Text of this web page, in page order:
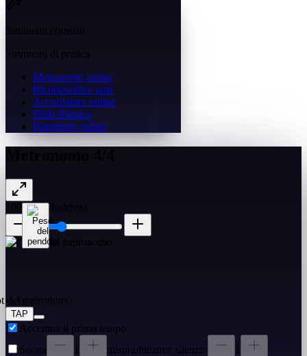
Strumenti correlati
Strumenti di pratica
Metronomo online
Riconoscitore note
Accordatore online
Sfida Ritmica
Pianoforte online
BPMModerato
TAP
Accentua il primo tempo
Suona
1 misura/misuree silenzio
1